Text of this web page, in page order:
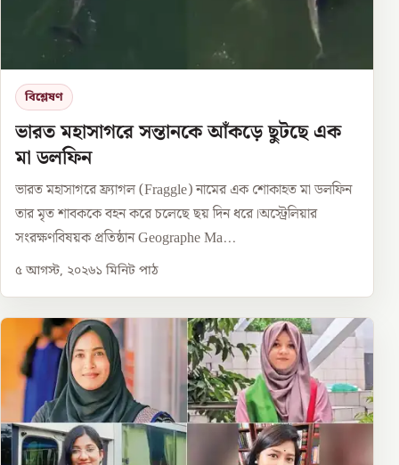
বিশ্লেষণ
ভারত মহাসাগরে সন্তানকে আঁকড়ে ছুটছে এক
মা ডলফিন
ভারত মহাসাগরে ফ্র্যাগল (Fraggle) নামের এক শোকাহত মা ডলফিন
তার মৃত শাবককে বহন করে চলেছে ছয় দিন ধরে।অস্ট্রেলিয়ার
সংরক্ষণবিষয়ক প্রতিষ্ঠান Geographe Ma...
৫ আগস্ট, ২০২৬১ মিনিট পাঠ